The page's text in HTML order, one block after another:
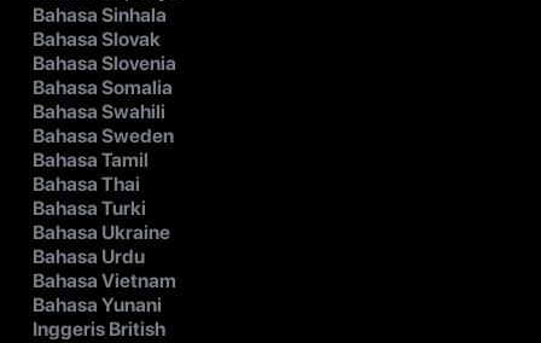
Bahasa Sinhala
Bahasa Slovak
Bahasa Slovenia
Bahasa Somalia
Bahasa Swahili
Bahasa Sweden
Bahasa Tamil
Bahasa Thai
Bahasa Turki
Bahasa Ukraine
Bahasa Urdu
Bahasa Vietnam
Bahasa Yunani
Inggeris British